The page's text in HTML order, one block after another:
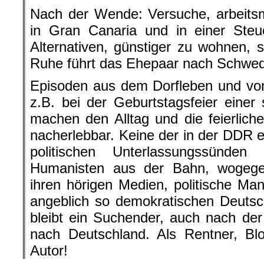
Nach der Wende: Versuche,
in Gran Canaria und in einer
Alternativen, günstiger zu wohnen,
Ruhe führt das Ehepaar nach
Episoden aus dem Dorfleben und
z.B. bei der Geburtstagsfeier einer
machen den Alltag und die
nacherlebbar. Keine der in der DDR
politischen
Humanisten aus der Bahn,
ihren hörigen Medien, politische
angeblich so demokratischen
bleibt ein Suchender, auch nach
nach Deutschland. Als Rentner,
Autor!